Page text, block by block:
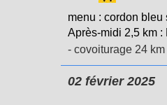
menu : cordon
Après-midi 2,5 km :
- covoiturage 24
02 février 2025